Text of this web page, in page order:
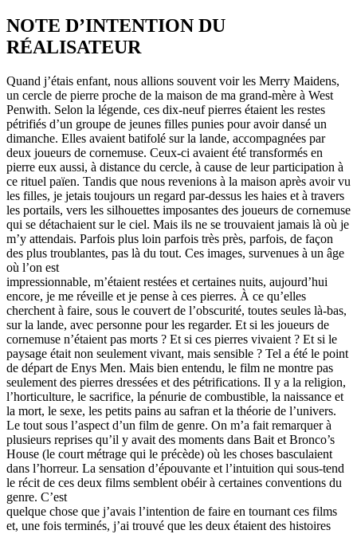
NOTE D’INTENTION DU
RÉALISATEUR
Quand j’étais enfant, nous allions souvent voir les Merry Maidens,
un cercle de pierre proche de la maison de ma grand-mère à West
Penwith. Selon la légende, ces dix-neuf pierres étaient les restes
pétrifiés d’un groupe de jeunes filles punies pour avoir dansé un
dimanche. Elles avaient batifolé sur la lande, accompagnées par
deux joueurs de cornemuse. Ceux-ci avaient été transformés en
pierre eux aussi, à distance du cercle, à cause de leur participation à
ce rituel païen. Tandis que nous revenions à la maison après avoir vu
les filles, je jetais toujours un regard par-dessus les haies et à travers
les portails, vers les silhouettes imposantes des joueurs de cornemuse
qui se détachaient sur le ciel. Mais ils ne se trouvaient jamais là où je
m’y attendais. Parfois plus loin parfois très près, parfois, de façon
des plus troublantes, pas là du tout. Ces images, survenues à un âge
où l’on est
impressionnable, m’étaient restées et certaines nuits, aujourd’hui
encore, je me réveille et je pense à ces pierres. À ce qu’elles
cherchent à faire, sous le couvert de l’obscurité, toutes seules là-bas,
sur la lande, avec personne pour les regarder. Et si les joueurs de
cornemuse n’étaient pas morts ? Et si ces pierres vivaient ? Et si le
paysage était non seulement vivant, mais sensible ? Tel a été le point
de départ de Enys Men. Mais bien entendu, le film ne montre pas
seulement des pierres dressées et des pétrifications. Il y a la religion,
l’horticulture, le sacrifice, la pénurie de combustible, la naissance et
la mort, le sexe, les petits pains au safran et la théorie de l’univers.
Le tout sous l’aspect d’un film de genre. On m’a fait remarquer à
plusieurs reprises qu’il y avait des moments dans Bait et Bronco’s
House (le court métrage qui le précède) où les choses basculaient
dans l’horreur. La sensation d’épouvante et l’intuition qui sous-tend
le récit de ces deux films semblent obéir à certaines conventions du
genre. C’est
quelque chose que j’avais l’intention de faire en tournant ces films
et, une fois terminés, j’ai trouvé que les deux étaient des histoires